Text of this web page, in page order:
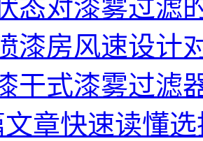
态对漆雾过滤
漆房风速设计
干式漆雾过滤
章快速读懂